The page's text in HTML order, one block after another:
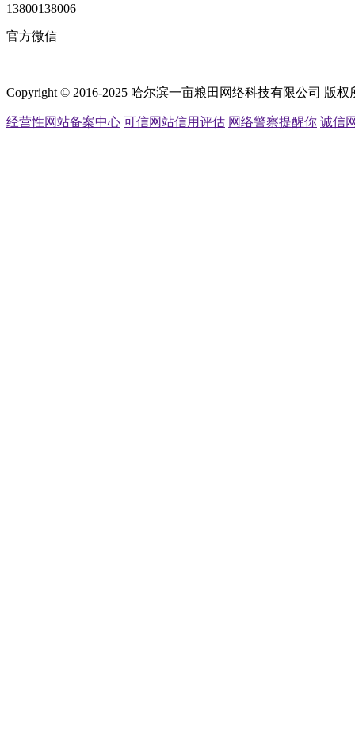
13800138006
官方微信
Copyright © 2016-2025 哈尔滨一亩粮田网络科技有限公司 版
经营性网站备案中心 可信网站信用评估 网络警察提醒你 诚信